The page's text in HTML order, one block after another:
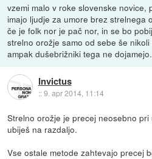
vzemi malo v roke slovenske novice,
imajo ljudje za umore brez strelnega
če je folk nor je pač nor, in se bo
strelno orožje samo od sebe še
ampak dušebrižniki tega ne dojamejo.
Invictus
::9. apr 2014, 11:14
Strelno orožje je precej neosebno
ubiješ na razdaljo.
Vse ostale metode zahtevajo precej